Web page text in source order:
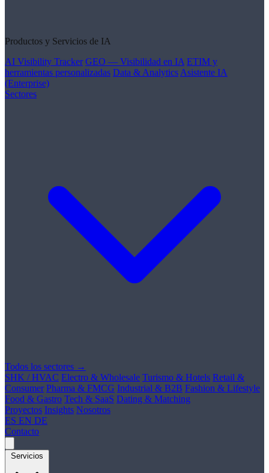
Productos y Servicios de IA
AI Visibility Tracker GEO — Visibilidad en IA ETIM y
herramientas personalizadas Data & Analytics Asistente IA
(Enterprise)
Sectores
Todos los sectores →
SHK / HVAC Electro & Wholesale Turismo & Hotels Retail &
Consumer Pharma & FMCG Industrial & B2B Fashion & Lifestyle
Food & Gastro Tech & SaaS Dating & Matching
Proyectos Insights Nosotros
ES EN DE
Contacto
Servicios